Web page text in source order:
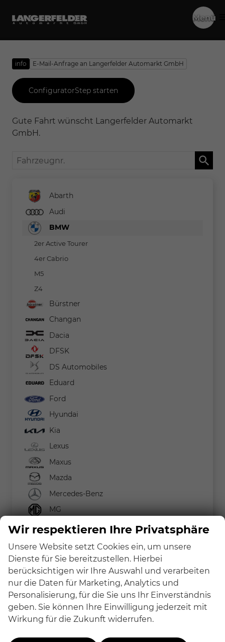
Menü
info E-Mail-Anfrage an Langerfelder Automarkt GmbH
ConfiguratorStep starten
Gute Fahrt wünscht Langerfelder Automarkt
GmbH.
Fahrzeugnr.
Abarth
Audi
BMW
2er Active Tourer
4er Cabrio
M5
Z4
Bürstner
Changan
Dacia
DFSK
DS Automobiles
Eduard
Ford
Hyundai
Kia
Lexus
Maxus
Mazda
Mercedes-Benz
MG
MINI
Nissan
Peugeot
Renault
Seat
Skoda
Suzuki
Toyota
Wir respektieren Ihre Privatsphäre
Unsere Website setzt Cookies ein, um unsere
Dienste für Sie bereitzustellen. Hierbei
berücksichtigen wir Ihre Auswahl und verarbeiten
nur die Daten für Marketing, Analytics und
Personalisierung, für die Sie uns Ihr Einverständnis
geben. Sie können Ihre Einwilligung jederzeit mit
Wirkung für die Zukunft widerrufen.